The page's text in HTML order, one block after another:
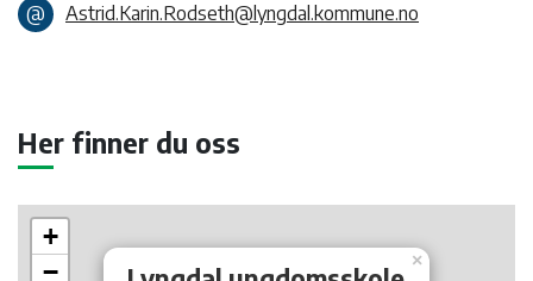
@
Astrid.Karin.Rodseth@lyngdal.kommune.no
Her finner du oss
×
+
−